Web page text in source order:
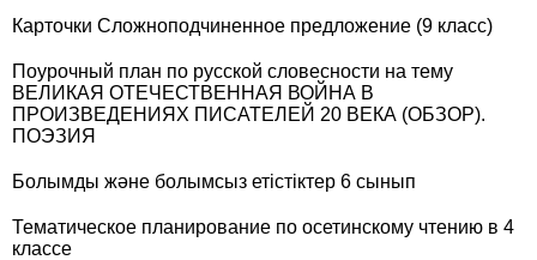
Карточки Сложноподчиненное предложение (9 класс)
Поурочный план по русской словесности на тему
ВЕЛИКАЯ ОТЕЧЕСТВЕННАЯ ВОЙНА В
ПРОИЗВЕДЕНИЯХ ПИСАТЕЛЕЙ 20 ВЕКА (ОБЗОР).
ПОЭЗИЯ
Болымды және болымсыз етістіктер 6 сынып
Тематическое планирование по осетинскому чтению в 4
классе